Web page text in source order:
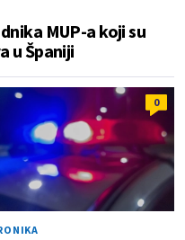
MUP-a koji su
u Španiji
0